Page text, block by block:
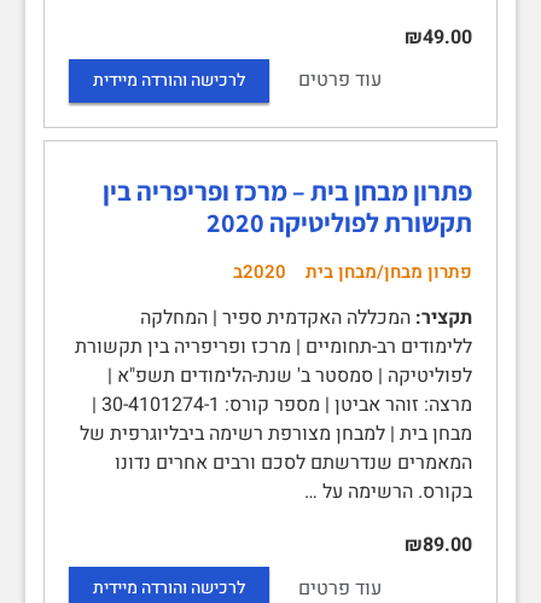
₪49.00
עוד פרטים
לרכישה והורדה מיידית
פתרון מבחן בית – מרכז ופריפריה בין
תקשורת לפוליטיקה 2020
פתרון מבחן/מבחן בית 2020ב
תקציר: המכללה האקדמית ספיר | המחלקה
ללימודים רב-תחומיים | מרכז ופריפריה בין תקשורת
לפוליטיקה | סמסטר ב' שנת-הלימודים תשפ"א |
מרצה: זוהר אביטן | מספר קורס: 30-4101274-1 |
מבחן בית | למבחן מצורפת רשימה ביבליוגרפית של
המאמרים שנדרשתם לסכם ורבים אחרים נדונו
בקורס. הרשימה על …
₪89.00
עוד פרטים
לרכישה והורדה מיידית